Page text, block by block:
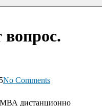
вопрос.
No Comments
дистанционно